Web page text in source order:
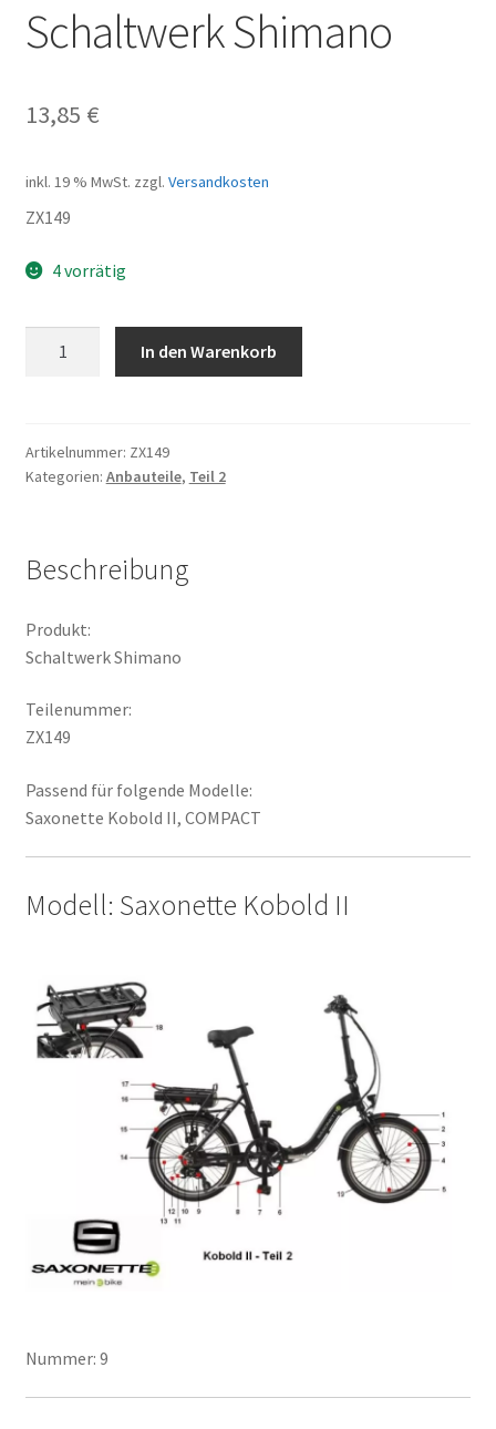
Schaltwerk Shimano
13,85 €
inkl. 19 % MwSt. zzgl. Versandkosten
ZX149
4 vorrätig
In den Warenkorb
Artikelnummer: ZX149
Kategorien: Anbauteile, Teil 2
Beschreibung
Produkt:
Schaltwerk Shimano
Teilenummer:
ZX149
Passend für folgende Modelle:
Saxonette Kobold II, COMPACT
Modell: Saxonette Kobold II
Nummer: 9